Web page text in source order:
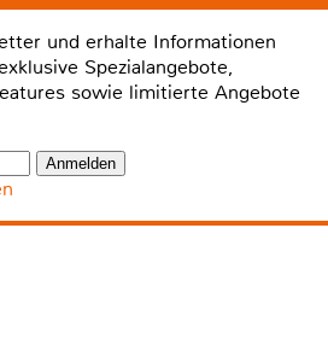
und erhalte Informationen
Spezialangebote,
sowie limitierte Angebote